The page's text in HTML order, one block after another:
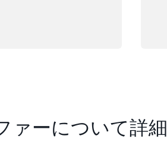
ァーについて詳細